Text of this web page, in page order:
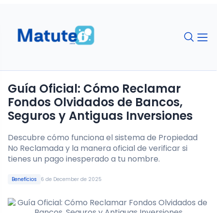
Benefícios 6 de December de 2025
Guía Oficial: Cómo Reclamar
Fondos Olvidados de Bancos,
Seguros y Antiguas Inversiones
Descubre cómo funciona el sistema de Propiedad
No Reclamada y la manera oficial de verificar si
tienes un pago inesperado a tu nombre.